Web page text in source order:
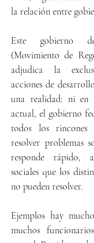
la relación entre
Este gobierno
(Movimiento de
adjudica la
acciones de
una realidad: ni en
actual, el gobierno
todos los
resolver problemas
responde rápido,
sociales que los
no pueden resolver.
Ejemplos hay
muchos